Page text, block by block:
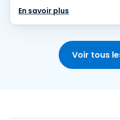
En savoir plus
Voir tous